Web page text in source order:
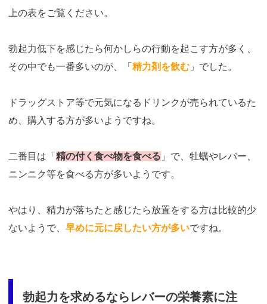
上の表をご覧ください。
勃起力低下を感じたら何かしらの行動を起こす方が多く、
その中でも一番多いのが、「 精力剤を飲む 」でした。
ドラッグストア等で元気になるドリンクが売られているた
め、購入する方が多いようですね。
二番目は「 精の付く食べ物を食べる 」で、牡蠣やレバー、
ニンニク等を食べる方が多いようです。
やはり、精力が落ちたと感じたら放置をする方は比較的少
ないようで、 早めに元に戻したい方が多いですね。
勃起力を求めるならレバーの栄養素に注